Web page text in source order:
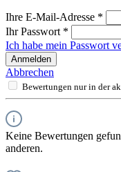
Ihre E-Mail-Adresse *
Ihr Passwort *
Ich habe mein Passwort
Anmelden
Abbrechen
Bewertungen nur in der
Keine Bewertungen
anderen.